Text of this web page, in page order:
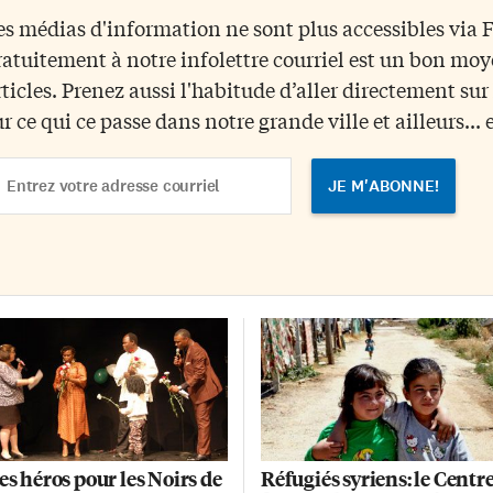
Le nouveau service plus
«vient pallier à une
d’avocats francophones
droit de la famille et répond à
demande accrue, notamment
la part des femmes victimes de
auprès d’une communauté et
nommer les couches de la
qu’on ne voit pas», explique
Gasirabo, directrice générale
d’Oasis. Bonjour la police Ce
forum fut un grand […]
médias d'information ne sont plus accessibles via
à notre infolettre courriel est un bon
Prenez aussi l'habitude d’aller directement
ce qui ce passe dans notre grande ville et ailleurs...
héros pour les Noirs de
Réfugiés syriens: le